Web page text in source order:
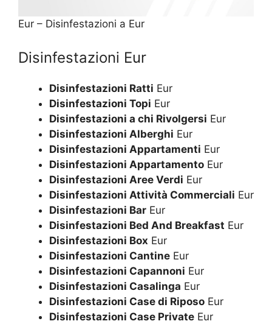
Eur – Disinfestazioni a Eur
Disinfestazioni Eur
Disinfestazioni Ratti Eur
Disinfestazioni Topi Eur
Disinfestazioni a chi Rivolgersi Eur
Disinfestazioni Alberghi Eur
Disinfestazioni Appartamenti Eur
Disinfestazioni Appartamento Eur
Disinfestazioni Aree Verdi Eur
Disinfestazioni Attività Commerciali Eur
Disinfestazioni Bar Eur
Disinfestazioni Bed And Breakfast Eur
Disinfestazioni Box Eur
Disinfestazioni Cantine Eur
Disinfestazioni Capannoni Eur
Disinfestazioni Casalinga Eur
Disinfestazioni Case di Riposo Eur
Disinfestazioni Case Private Eur